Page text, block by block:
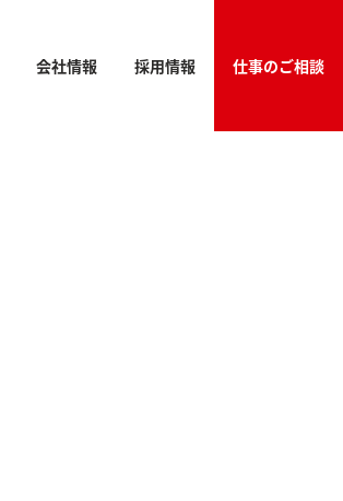
会社情報 採用情報 仕事のご相談